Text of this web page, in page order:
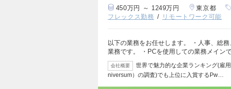
450万円 ～ 1249万円 東京都
フレックス勤務
リモートワーク可能
以下の業務をお任せします。 ・人事、総
業務です。 ・PCを使用しての業務メイ
会社概要
世界で魅力的な企業ランキング(雇
niversum）の調査)でも上位に入賞するPw…